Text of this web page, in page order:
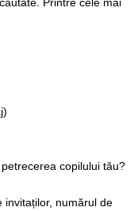
Printre cele mai
copilului tău?
invitaților, numărul de